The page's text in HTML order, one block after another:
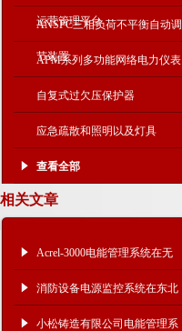
运营管理平台
ANSPC三相负荷不平衡自动调
节装置
APM系列多功能网络电力仪表
自复式过欠压保护器
应急疏散和照明以及灯具
查看全部
相关文章
Acrel-3000电能管理系统在无
锡卡特彼勒研发中心的应用
消防设备电源监控系统在东北
大学浑南校区能源动力中心中
小松铸造有限公司电能管理系